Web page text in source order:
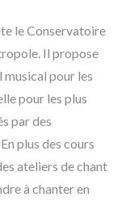
le Conservatoire
Il propose
pour les
pour les plus
par des
plus des cours
ateliers de chant
à chanter en